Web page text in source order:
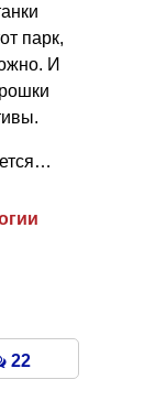
парк,
И
22